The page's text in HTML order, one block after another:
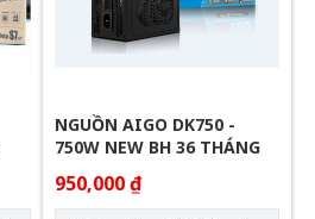
NGUỒN AIGO DK750 -
750W NEW BH 36 THÁNG
950,000 ₫